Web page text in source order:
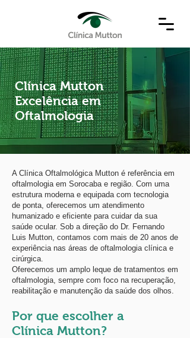
Clínica Mutton
Excelência em
Oftalmologia
A Clínica Oftalmológica Mutton é referência em
oftalmologia em Sorocaba e região. Com uma
estrutura moderna e equipada com tecnologia
de ponta, oferecemos um atendimento
humanizado e eficiente para cuidar da sua
saúde ocular. Sob a direção do Dr. Fernando
Luis Mutton, contamos com mais de 20 anos de
experiência nas áreas de oftalmologia clínica e
cirúrgica.​
Oferecemos um amplo leque de tratamentos em
oftalmologia, sempre com foco na recuperação,
reabilitação e manutenção da saúde dos olhos.
Por que escolher a
Clínica Mutton?